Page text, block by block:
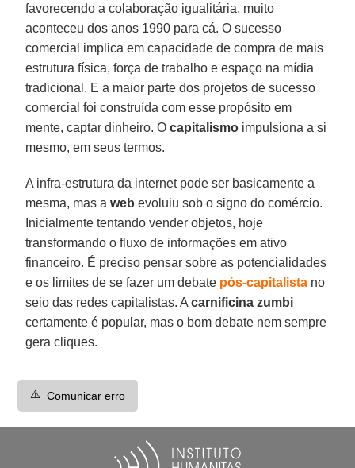
favorecendo a colaboração igualitária, muito
aconteceu dos anos 1990 para cá. O sucesso
comercial implica em capacidade de compra de mais
estrutura física, força de trabalho e espaço na mídia
tradicional. E a maior parte dos projetos de sucesso
comercial foi construída com esse propósito em
mente, captar dinheiro. Ocapitalismo impulsiona a si
mesmo, em seus termos.
A infra-estrutura da internet pode ser basicamente a
mesma, mas aweb evoluiu sob o signo do comércio.
Inicialmente tentando vender objetos, hoje
transformando o fluxo de informações em ativo
financeiro. É preciso pensar sobre as potencialidades
e os limites de se fazer um debate pós-capitalista no
seio das redes capitalistas. Acarnificina zumbi
certamente é popular, mas o bom debate nem sempre
gera cliques.
⚠️ Comunicar erro